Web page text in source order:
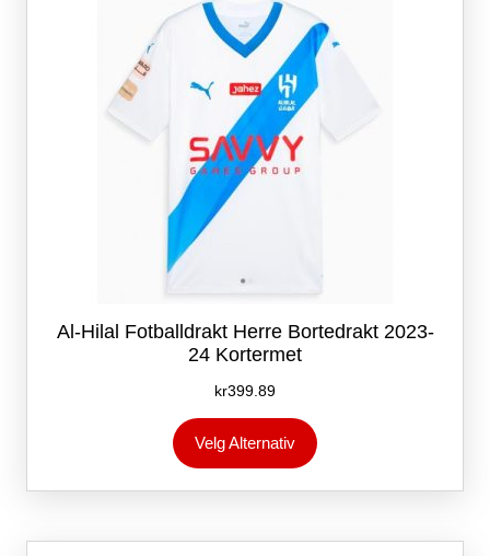
på
produktsiden
Al-Hilal Fotballdrakt Herre Bortedrakt 2023-
24 Kortermet
kr399.89
Velg Alternativ
produktet
flere
Alternativene